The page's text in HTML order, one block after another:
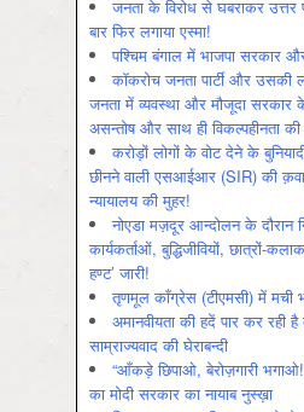
जनता के विरोध से घबराकर
बार फिर लगाया एस्मा!
पश्चिम बंगाल में भाजपा सरकार
कॉकरोच जनता पार्टी और उसकी
जनता में व्‍यवस्‍था और मौजूदा सरकार
असन्‍तोष और साथ ही विकल्‍पहीनता की
करोड़ों लोगों के वोट देने के
छीनने वाली एसआईआर (SIR) की
न्यायालय की मुहर!
नोएडा मज़दूर आन्दोलन के दौरान
कार्यकर्ताओं, बुद्धिजीवियों, छात्रों-
हण्ट’ जारी!
तृणमूल काँग्रेस (टीएमसी) में मची
अमानवीयता की हदें पार कर रही
साम्राज्यवाद की घेराबन्दी
“आँकड़े छिपाओ, बेरोज़गारी
का मोदी सरकार का नायाब नुस्ख़ा